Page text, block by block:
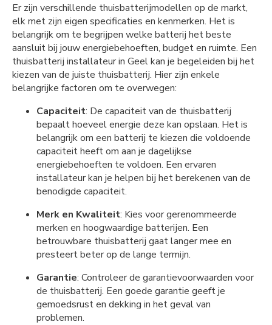
Er zijn verschillende thuisbatterijmodellen op de markt,
elk met zijn eigen specificaties en kenmerken. Het is
belangrijk om te begrijpen welke batterij het beste
aansluit bij jouw energiebehoeften, budget en ruimte. Een
thuisbatterij installateur in Geel kan je begeleiden bij het
kiezen van de juiste thuisbatterij. Hier zijn enkele
belangrijke factoren om te overwegen:
Capaciteit: De capaciteit van de thuisbatterij
bepaalt hoeveel energie deze kan opslaan. Het is
belangrijk om een batterij te kiezen die voldoende
capaciteit heeft om aan je dagelijkse
energiebehoeften te voldoen. Een ervaren
installateur kan je helpen bij het berekenen van de
benodigde capaciteit.
Merk en Kwaliteit: Kies voor gerenommeerde
merken en hoogwaardige batterijen. Een
betrouwbare thuisbatterij gaat langer mee en
presteert beter op de lange termijn.
Garantie: Controleer de garantievoorwaarden voor
de thuisbatterij. Een goede garantie geeft je
gemoedsrust en dekking in het geval van
problemen.